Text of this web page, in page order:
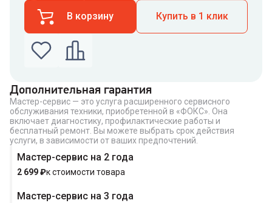
В корзину Купить в 1 клик
Введите номер телефона по которому можно
связаться с вами
Номер телефона
Купить в 1 клик
Дополнительная гарантия
Мастер-сервис — это услуга расширенного сервисного
обслуживания техники, приобретенной в «ФОКС». Она
включает диагностику, профилактические работы и
бесплатный ремонт. Вы можете выбрать срок действия
услуги, в зависимости от ваших предпочтений.
Мастер-сервис на 2 года
2 699₽к стоимости товара
Мастер-сервис на 3 года